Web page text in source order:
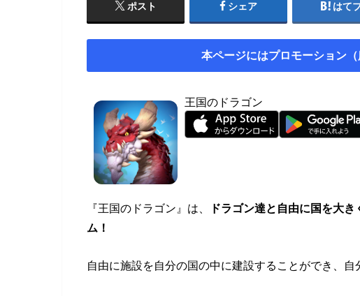
ポスト シェア はて
本ページにはプロモーション
王国のドラゴン
『王国のドラゴン』は、
ドラゴン達と自由に国を大
ム！
自由に施設を自分の国の中に建設することができ、